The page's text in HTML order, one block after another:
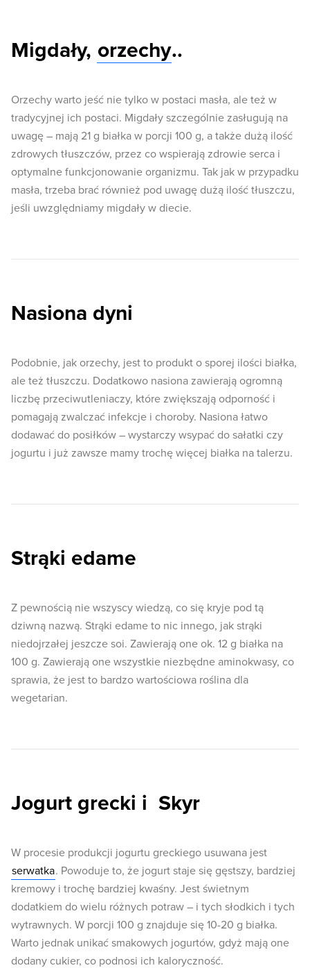
Migdały, orzechy..
Orzechy warto jeść nie tylko w postaci masła, ale też w
tradycyjnej ich postaci. Migdały szczególnie zasługują na
uwagę – mają 21 g białka w porcji 100 g, a także dużą ilość
zdrowych tłuszczów, przez co wspierają zdrowie serca i
optymalne funkcjonowanie organizmu. Tak jak w przypadku
masła, trzeba brać również pod uwagę dużą ilość tłuszczu,
jeśli uwzględniamy migdały w diecie.
Nasiona dyni
Podobnie, jak orzechy, jest to produkt o sporej ilości białka,
ale też tłuszczu. Dodatkowo nasiona zawierają ogromną
liczbę przeciwutleniaczy, które zwiększają odporność i
pomagają zwalczać infekcje i choroby. Nasiona łatwo
dodawać do posiłków – wystarczy wsypać do sałatki czy
jogurtu i już zawsze mamy trochę więcej białka na talerzu.
Strąki edame
Z pewnością nie wszyscy wiedzą, co się kryje pod tą
dziwną nazwą. Strąki edame to nic innego, jak strąki
niedojrzałej jeszcze soi. Zawierają one ok. 12 g białka na
100 g. Zawierają one wszystkie niezbędne aminokwasy, co
sprawia, że jest to bardzo wartościowa roślina dla
wegetarian.
Jogurt grecki i Skyr
W procesie produkcji jogurtu greckiego usuwana jest
serwatka. Powoduje to, że jogurt staje się gęstszy, bardziej
kremowy i trochę bardziej kwaśny. Jest świetnym
dodatkiem do wielu różnych potraw – i tych słodkich i tych
wytrawnych. W porcji 100 g znajduje się 10-20 g białka.
Warto jednak unikać smakowych jogurtów, gdyż mają one
dodany cukier, co podnosi ich kaloryczność.